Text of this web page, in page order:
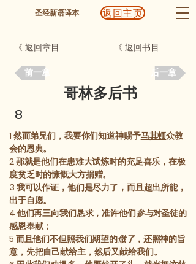
圣经新语译本 返回主页
《 返回章目
前一章
《 返回书目
后一章
哥林多后书
8
1 然而弟兄们，我要你们知道神赐予马其顿众教
会的恩典。
2那就是他们在患难大试炼时的充足喜乐，在极
度贫乏时的慷慨大方捐赠。
3 我可以作证，他们是尽力了，而且超出所能，
出于自愿。
4 他们再三向我们恳求，准许他们参与对圣徒的
感恩奉献；
5 而且他们不但照我们期望的做了，还照神的旨
意，先把自己献给主，然后又献给我们。